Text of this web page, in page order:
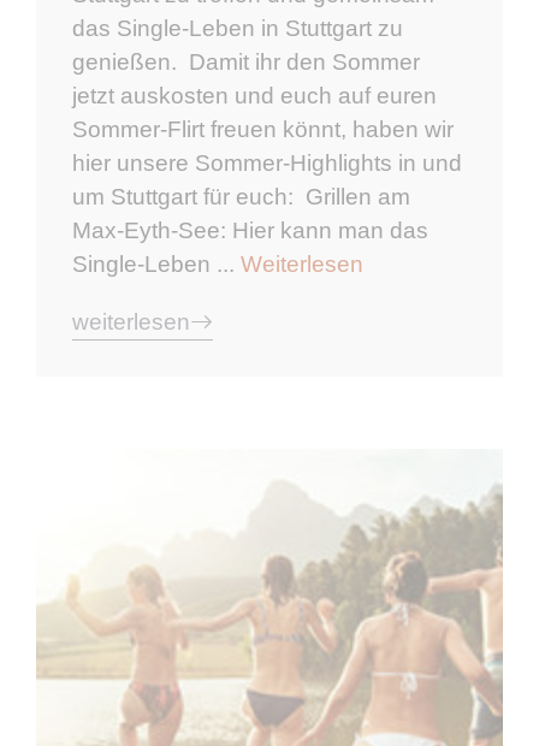
das Single-Leben in Stuttgart zu
genießen. Damit ihr den Sommer
jetzt auskosten und euch auf euren
Sommer-Flirt freuen könnt, haben wir
hier unsere Sommer-Highlights in und
um Stuttgart für euch: Grillen am
Max-Eyth-See: Hier kann man das
Single-Leben ... Weiterlesen
weiterlesen